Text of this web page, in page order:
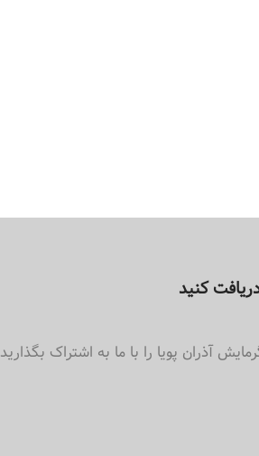
کنید
آذران پویا را با ما به اشتراک بگذارید